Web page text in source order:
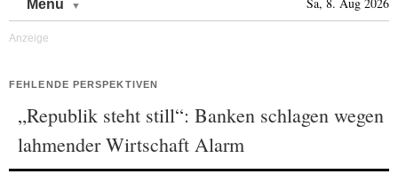
Menü
FEHLENDE PERSPEKTIVEN
„Republik steht still“: Banken schlagen wegen
lahmender Wirtschaft Alarm